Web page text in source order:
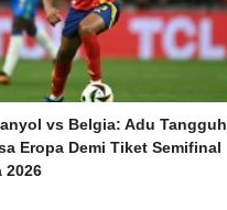
vs Belgia: Adu Tangguh
Eropa Demi Tiket Semifinal
2026